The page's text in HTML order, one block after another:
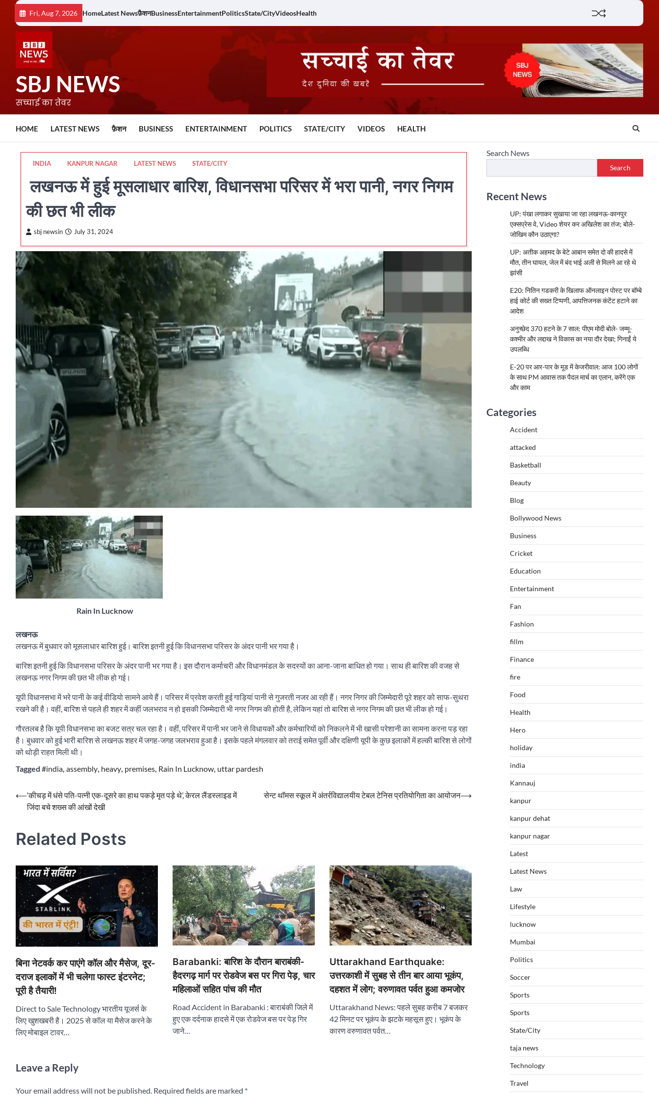
content
Fri, Aug 7, 2026 HomeLatest Newsफ़ैशनBusinessEntertainmentPoliticsState/CityVideosHealth
SBJ NEWS
सच्चाई का तेवर
HOME LATEST NEWS फ़ैशन BUSINESS ENTERTAINMENT POLITICS STATE/CITY VIDEOS HEALTH
INDIA KANPUR NAGAR LATEST NEWS STATE/CITY
लखनऊ में हुई मूसलाधार बारिश, विधानसभा परिसर में भरा पानी, नगर निगम
की छत भी लीक
sbj newsin July 31, 2024
Rain In Lucknow
लखनऊ
लखनऊ में बुधवार को मूसलाधार बारिश हुई। बारिश इतनी हुई कि विधानसभा परिसर के अंदर पानी भर गया है।
बारिश इतनी हुई कि विधानसभा परिसर के अंदर पानी भर गया है। इस दौरान कर्माचरी और विधानमंडल के सदस्यों का आना-जाना बाधित हो गया। साथ ही बारिश की वजह से
लखनऊ नगर निगम की छत भी लीक हो गई।
यूपी विधानसभा में भरे पानी के कई वीडियो सामने आये हैं। परिसर में प्रवेश करती हुई गाड़ियां पानी से गुजरती नजर आ रही हैं। नगर निगर की जिम्मेदारी पूरे शहर को साफ-सुथरा
रखने की है। वहीं, बारिश से पहले ही शहर में कहीं जलभराव न हो इसकी जिम्मेदारी भी नगर निगम की होती है, लेकिन यहां तो बारिश से नगर निगम की छत भी लीक हो गई।
गौरतलब है कि यूपी विधानसभा का बजट सत्र चल रहा है। वहीं, परिसर में पानी भर जाने से विधायकों और कर्मचारियों को निकलने में भी खासी परेशानी का सामना करना पड़ रहा
है। बुधवार को हुई भारी बारिश से लखनऊ शहर में जगह-जगह जलभराव हुआ है। इसके पहले मंगलवार को तराई समेत पूर्वी और दक्षिणी यूपी के कुछ इलाकों में हल्की बारिश से लोगों
को थोड़ी राहत मिली थी।
Tagged #india assembly heavy premises Rain In Lucknow uttar pardesh
Post
navigation
⟵‘कीचड़ में धंसे पति-पत्नी एक-दूसरे का हाथ पकड़े मृत पड़े थे’, केरल लैंडस्लाइड में
जिंदा बचे शख्स की आंखों देखी
सेन्ट थॉमस स्कूल में अंतर्रविद्यालयीय टेबल टेनिस प्रतियोगिता का आयोजन⟶
Related Posts
बिना नेटवर्क कर पाएंगे कॉल और मैसेज, दूर-
दराज इलाकों में भी चलेगा फास्ट इंटरनेट;
पूरी है तैयारी!
Direct to Sale Technology भारतीय यूजर्स के
लिए खुशखबरी है। 2025 से कॉल या मैसेज करने के
लिए मोबाइल टावर…
Barabanki: बारिश के दौरान बाराबंकी-
हैदरगढ़ मार्ग पर रोडवेज बस पर गिरा पेड़, चार
महिलाओं सहित पांच की मौत
Road Accident in Barabanki : बाराबंकी जिले में
हुए एक दर्दनाक हादसे में एक रोडवेज बस पर पेड़ गिर
जाने…
Uttarakhand Earthquake:
उत्तरकाशी में सुबह से तीन बार आया भूकंप,
दहशत में लोग; वरुणावत पर्वत हुआ कमजोर
Uttarakhand News: पहले सुबह करीब 7 बजकर
42 मिनट पर भूकंप के झटके महसूस हुए। भूकंप के
कारण वरुणावत पर्वत…
Leave a Reply
Your email address will not be published. Required fields are marked *
Search News
Search
Recent News
UP: पंखा लगाकर सुखाया जा रहा लखनऊ-कानपुर
एक्सप्रेस वे, Video शेयर कर अखिलेश का तंज; बोले-
जोखिम कौन उठाएगा?
UP: अतीक अहमद के बेटे आबान समेत दो की हादसे में
मौत, तीन घायल, जेल में बंद भाई अली से मिलने आ रहे थे
झांसी
E20: नितिन गडकरी के खिलाफ ऑनलाइन पोस्ट पर बॉम्बे
हाई कोर्ट की सख्त टिप्पणी, आपत्तिजनक कंटेंट हटाने का
आदेश
अनुच्छेद 370 हटने के 7 साल: पीएम मोदी बोले- जम्मू-
कश्मीर और लद्दाख ने विकास का नया दौर देखा; गिनाईं ये
उपलब्धि
E-20 पर आर-पार के मूड में केजरीवाल: आज 100 लोगों
के साथ PM आवास तक पैदल मार्च का एलान, करेंगे एक
और काम
Categories
Accident
attacked
Basketball
Beauty
Blog
Bollywood News
Business
Cricket
Education
Entertainment
Fan
Fashion
fillm
Finance
fire
Food
Health
Hero
holiday
india
Kannauj
kanpur
kanpur dehat
kanpur nagar
Latest
Latest News
Law
Lifestyle
lucknow
Mumbai
Politics
Soccer
Sports
Sports
State/City
taja news
Technology
Travel